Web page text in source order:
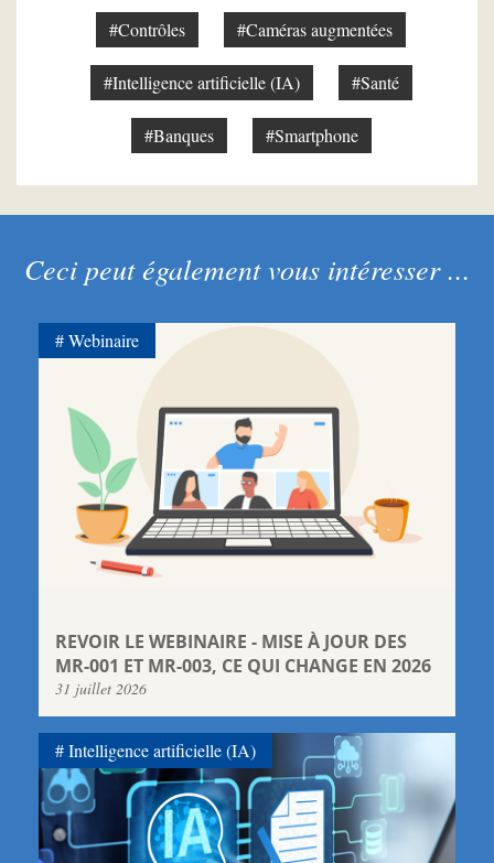
#Contrôles #Caméras augmentées
#Intelligence artificielle (IA) #Santé
#Banques #Smartphone
Ceci peut également vous intéresser ...
REVOIR LE WEBINAIRE - MISE À JOUR DES
MR-001 ET MR-003, CE QUI CHANGE EN 2026
31 juillet 2026
Webinaire
Intelligence artificielle (IA)